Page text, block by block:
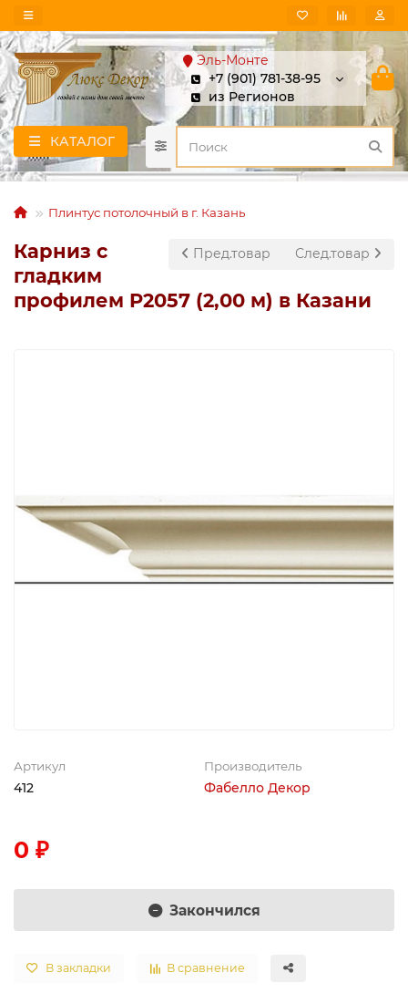
Эль-Монте
+7 (901) 781-38-95
из Регионов
КАТАЛОГ
Плинтус потолочный в г. Казань
Пред.товар След.товар
Карниз с
гладким
профилем P2057 (2,00 м) в Казани
Артикул
412
Производитель
Фабелло Декор
0 ₽
Закончился
В закладки В сравнение